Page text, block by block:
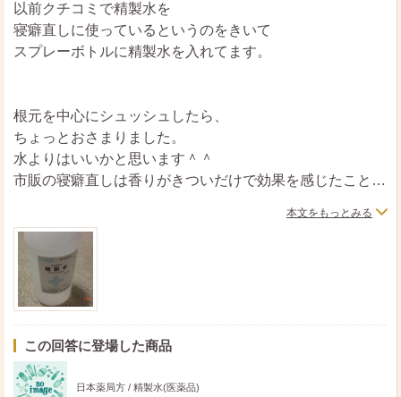
以前クチコミで精製水を
寝癖直しに使っているというのをきいて
スプレーボトルに精製水を入れてます。
根元を中心にシュッシュしたら、
ちょっとおさまりました。
水よりはいいかと思います＾＾
市販の寝癖直しは香りがきついだけで効果を感じたことは
ローションパックにも使えますし、
ドラッグストアのコンタクト用品のところに100円しない
くらいの値段でありますので、
一度使ってみてください＾＾
本文をもっとみる
この回答に登場した商品
日本薬局方 / 精製水(医薬品)